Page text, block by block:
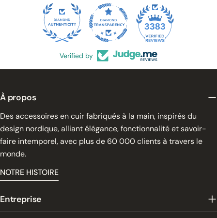
3383
Verified by
À propos
Des accessoires en cuir fabriqués à la main, inspirés du
design nordique, alliant élégance, fonctionnalité et savoir-
faire intemporel, avec plus de 60 000 clients à travers le
monde.
NOTRE HISTOIRE
Entreprise